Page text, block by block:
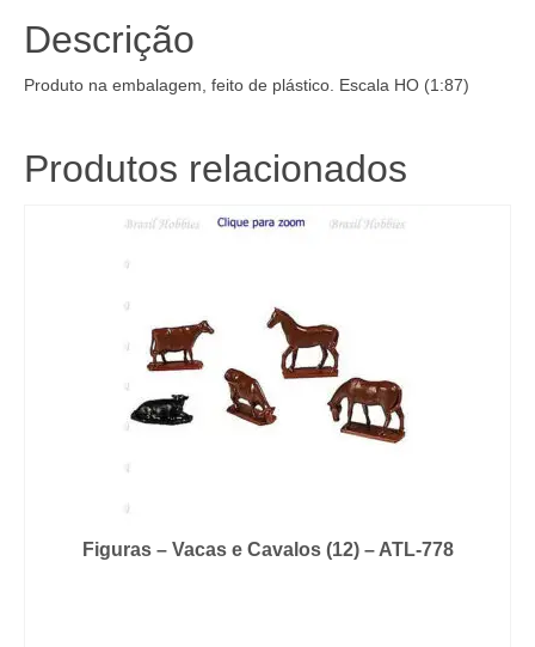
por
-
quantidade
Descrição
Produto na embalagem, feito de plástico. Escala HO (1:87)
Produtos relacionados
Figuras – Vacas e Cavalos (12) – ATL-778